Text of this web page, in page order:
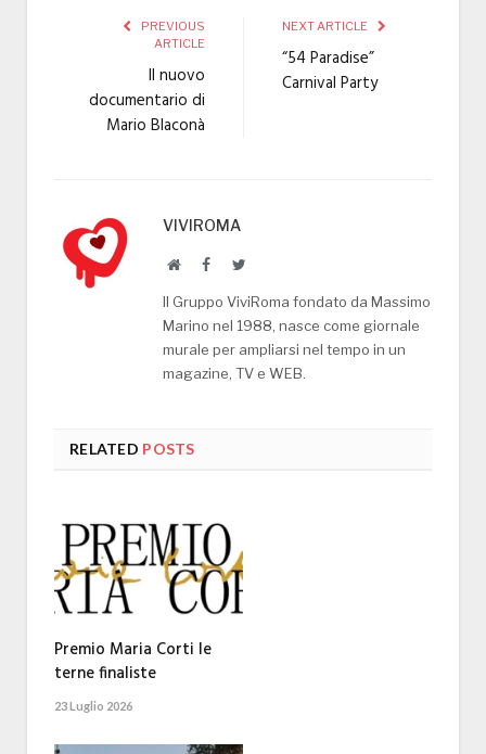
PREVIOUS
ARTICLE
Il nuovo
documentario di
Mario Blaconà
NEXT ARTICLE
“54 Paradise”
Carnival Party
VIVIROMA
WebsiteFacebookTwitter
Il Gruppo ViviRoma fondato da Massimo
Marino nel 1988, nasce come giornale
murale per ampliarsi nel tempo in un
magazine, TV e WEB.
RELATED POSTS
Premio Maria Corti le
terne finaliste
23 Luglio 2026